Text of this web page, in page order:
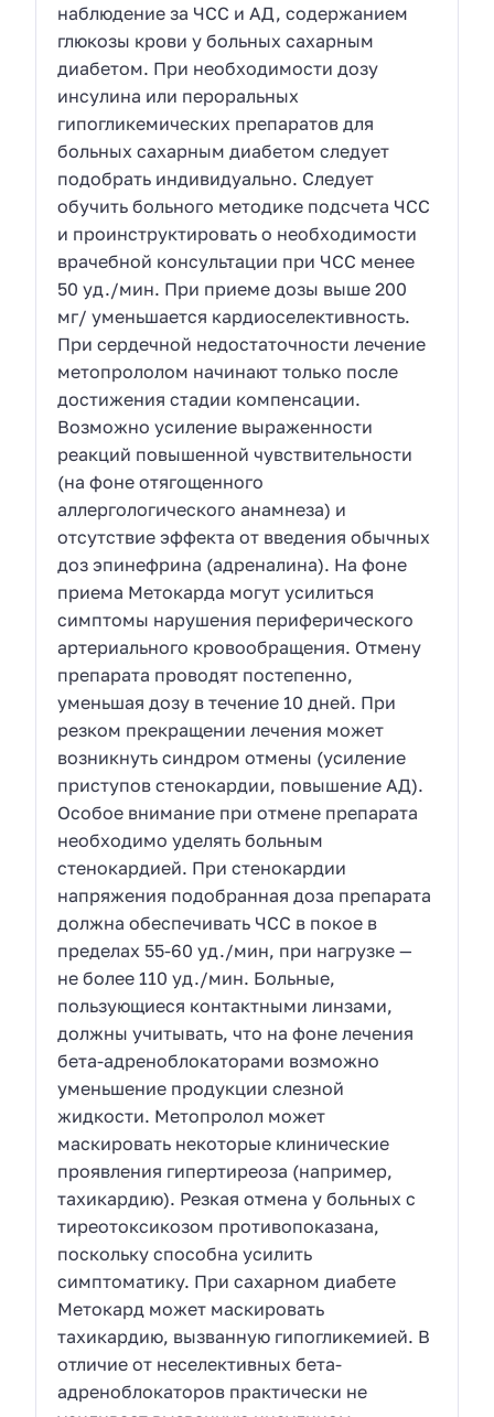
наблюдение за ЧСС и АД, содержанием
глюкозы крови у больных сахарным
диабетом. При необходимости дозу
инсулина или пероральных
гипогликемических препаратов для
больных сахарным диабетом следует
подобрать индивидуально. Следует
обучить больного методике подсчета ЧСС
и проинструктировать о необходимости
врачебной консультации при ЧСС менее
50 уд./мин. При приеме дозы выше 200
мг/ уменьшается кардиоселективность.
При сердечной недостаточности лечение
метопрололом начинают только после
достижения стадии компенсации.
Возможно усиление выраженности
реакций повышенной чувствительности
(на фоне отягощенного
аллергологического анамнеза) и
отсутствие эффекта от введения обычных
доз эпинефрина (адреналина). На фоне
приема Метокарда могут усилиться
симптомы нарушения периферического
артериального кровообращения. Отмену
препарата проводят постепенно,
уменьшая дозу в течение 10 дней. При
резком прекращении лечения может
возникнуть синдром отмены (усиление
приступов стенокардии, повышение АД).
Особое внимание при отмене препарата
необходимо уделять больным
стенокардией. При стенокардии
напряжения подобранная доза препарата
должна обеспечивать ЧСС в покое в
пределах 55-60 уд./мин, при нагрузке —
не более 110 уд./мин. Больные,
пользующиеся контактными линзами,
должны учитывать, что на фоне лечения
бета-адреноблокаторами возможно
уменьшение продукции слезной
жидкости. Метопролол может
маскировать некоторые клинические
проявления гипертиреоза (например,
тахикардию). Резкая отмена у больных с
тиреотоксикозом противопоказана,
поскольку способна усилить
симптоматику. При сахарном диабете
Метокард может маскировать
тахикардию, вызванную гипогликемией. В
отличие от неселективных бета-
адреноблокаторов практически не